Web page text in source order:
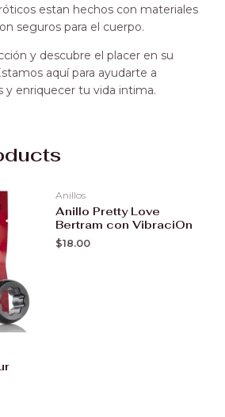
estan hechos con materiales
seguros para el cuerpo.
y descubre el placer en su
aquí para ayudarte a
y enriquecer tu vida intima.
Anillos
Anillo Pretty Love
Bertram con VibraciOn
$18.00